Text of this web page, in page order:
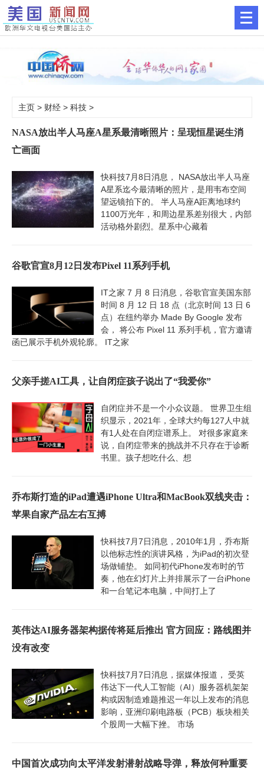
主页 > 财经 > 科技 >
NASA放出半人马座A星系最清晰照片：呈现恒星诞生消
亡画面
快科技7月8日消息， NASA放出半人马座
A星系迄今最清晰的照片，是用韦布空间
望远镜拍下的。 半人马座A距离地球约
1100万光年，和周边星系差别很大，内部
活动格外剧烈。星系中心藏着
谷歌官宣8月12日发布Pixel 11系列手机
IT之家 7 月 8 日消息，谷歌官宣美国东部
时间 8 月 12 日 18 点（北京时间 13 日 6
点）在纽约举办 Made By Google 发布
会， 将公布 Pixel 11 系列手机，官方邀请
函已展示手机外观轮廓。 IT之家
父亲手搓AI工具，让自闭症孩子说出了“我爱你”
自闭症并不是一个小众议题。 世界卫生组
织显示，2021年，全球大约每127人中就
有1人处在自闭症谱系上。 对很多家庭来
说，自闭症带来的挑战并不只存在于诊断
书里。孩子想吃什么、想
乔布斯打造的iPad遭遇iPhone Ultra和MacBook双线夹击：
苹果自家产品左右互搏
快科技7月7日消息，2010年1月，乔布斯
以他标志性的演讲风格，为iPad的初次登
场做铺垫。 如同初代iPhone发布时的节
奏，他在幻灯片上并排展示了一台iPhone
和一台笔记本电脑，中间打上了
英伟达AI服务器架构据传将延后推出 官方回应：路线图并
没有改变
快科技7月7日消息，据媒体报道， 受英
伟达下一代人工智能（AI）服务器机架架
构或因制造难题推迟一年以上发布的消息
影响，亚洲印刷电路板（PCB）板块相关
个股周一大幅下挫。 市场
中国首次成功向太平洋发射潜射战略导弹，释放何种重要